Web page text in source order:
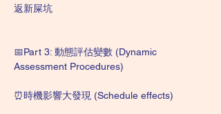
返新屎坑
📅Part 3: 動態評估變數 (Dynamic
Assessment Procedures)
⏰時機影響大發現 (Schedule effects)